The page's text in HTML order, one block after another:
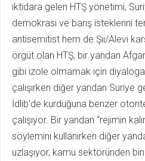
iktidara gelen HTŞ yönetimi,
demokrasi ve barış isteklerini
antisemitist hem de Şii/Alevi
örgüt olan HTŞ, bir yandan
gibi izole olmamak için
çalışırken diğer yandan Suriye
İdlib’de kurduğuna benzer
çalışıyor. Bir yandan “rejimin
söylemini kullanırken diğer
uzlaşıyor, kamu sektöründen